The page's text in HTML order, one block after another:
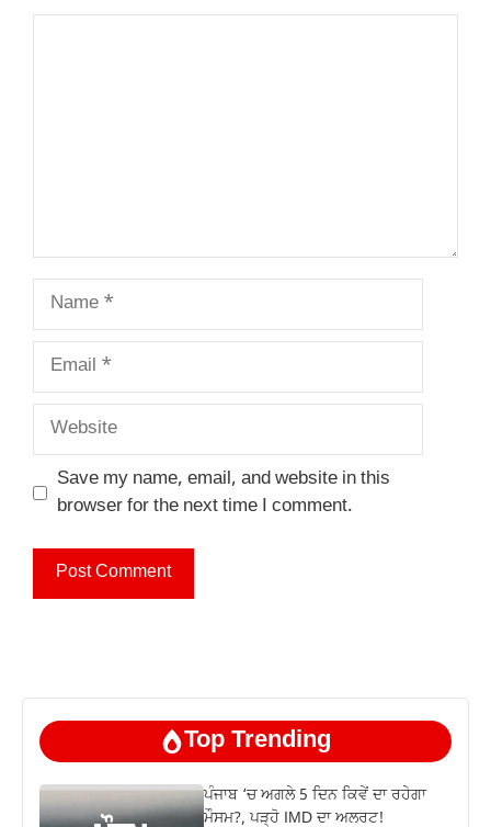
Name
Email
Website
Save my name, email, and website in this
browser for the next time I comment.
Top Trending
ਪੰਜਾਬ ‘ਚ ਅਗਲੇ 5 ਦਿਨ ਕਿਵੇਂ ਦਾ ਰਹੇਗਾ
ਮੌਸਮ?, ਪੜ੍ਹੋ IMD ਦਾ ਅਲਰਟ!